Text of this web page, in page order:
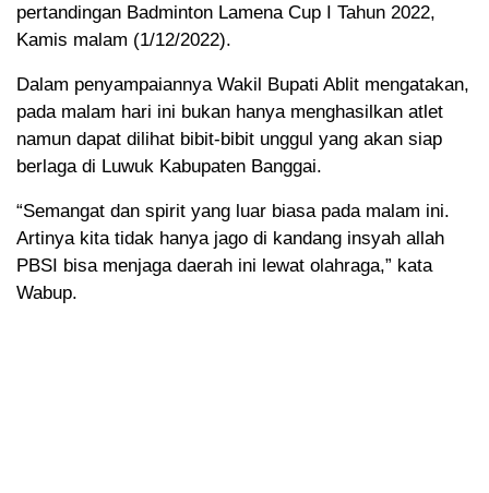
pertandingan Badminton Lamena Cup I Tahun 2022,
Kamis malam (1/12/2022).
Dalam penyampaiannya Wakil Bupati Ablit mengatakan,
pada malam hari ini bukan hanya menghasilkan atlet
namun dapat dilihat bibit-bibit unggul yang akan siap
berlaga di Luwuk Kabupaten Banggai.
“Semangat dan spirit yang luar biasa pada malam ini.
Artinya kita tidak hanya jago di kandang insyah allah
PBSI bisa menjaga daerah ini lewat olahraga,” kata
Wabup.